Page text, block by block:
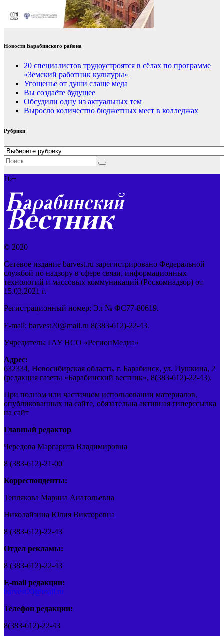
Новости Барабинского района
20 специалистов трудоустроятся в сёлах по программе
«Земский работник культуры»
Угощенье от души слаще меда
Вы создаёте будущее
Обсудили одну из актуальных тем
Выросло количество бюджетных мест в колледжах
Рубрики
Рубрики
16+
© 2020
Сетевое издание barvest.ru зарегистрировано Федеральной
службой по надзору в сфере связи, информационных
технологий и массовых коммуникаций (Роскомнадзор) от
15.03.2021 г.
Регистрационный номер: Эл № ФС77-80619.
E-mail: barvest20@mail.ru 8(383-612)-22-43.
Учредитель: ГАУ НСО «РегионМедиа»
Адрес:
632334, Новосибирская область, г. Барабинск, ул. Пушкина, 2
(редакция газеты «Барабинский вестник», 8(383-612)-22-43).
При полном или частичном использовании материалов,
опубликованных на сайте, обязательна активная гиперссылка
на сайт
Главный редактор
Чередова Маргарита Владимировна
8 (383-612)-21-00
Корреспонденты:
Теплякова Марина Анатольевна
Николайзина Юлия Викторовна
8 (383-612)-22-43
Отдел рекламы:
8 (383-612)-22-43
E-mail редакции:
barvest20@mail.ru
Телефон редакции:
8(383-612)-22-43